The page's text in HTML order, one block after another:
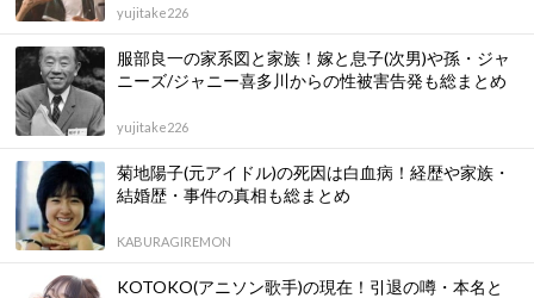
yujitake226
服部良一の家系図と家族！嫁と息子(次男)や孫・ジャ
ニーズ/ジャニー喜多川からの性被害告発も総まとめ
yujitake226
菊地陽子(元アイドル)の死因は白血病！経歴や家族・
結婚歴・事件の真相も総まとめ
KABURAGIREMON
KOTOKO(アニソン歌手)の現在！引退の噂・本名と